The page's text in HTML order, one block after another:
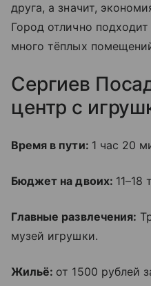
друга, а значит,
Город отлично
много тёплых
Сергиев
центр с
Время в пути: 1 час 20
Бюджет на двоих: 11–18
Главные развлечения:
музей игрушки.
Жильё: от 1500 рублей